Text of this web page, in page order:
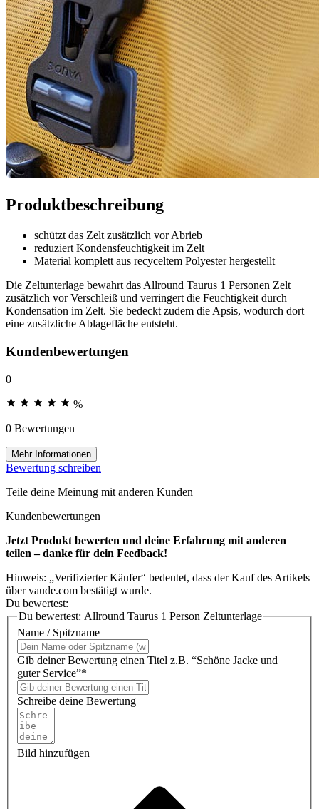
Produktbeschreibung
schützt das Zelt zusätzlich vor Abrieb
reduziert Kondensfeuchtigkeit im Zelt
Material komplett aus recyceltem Polyester hergestellt
Die Zeltunterlage bewahrt das Allround Taurus 1 Personen Zelt
zusätzlich vor Verschleiß und verringert die Feuchtigkeit durch
Kondensation im Zelt. Sie bedeckt zudem die Apsis, wodurch dort
eine zusätzliche Ablagefläche entsteht.
Kundenbewertungen
0
%
0 Bewertungen
Mehr Informationen
Bewertung schreiben
Teile deine Meinung mit anderen Kunden
Kundenbewertungen
Jetzt Produkt bewerten und deine Erfahrung mit anderen
teilen – danke für dein Feedback!
Hinweis: „Verifizierter Käufer“ bedeutet, dass der Kauf des Artikels
über vaude.com bestätigt wurde.
Du bewertest:
Du bewertest: Allround Taurus 1 Person Zeltunterlage
Name / Spitzname
Gib deiner Bewertung einen Titel z.B. “Schöne Jacke und
guter Service”*
Schreibe deine Bewertung
Bild hinzufügen